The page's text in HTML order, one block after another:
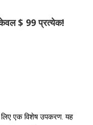
$ 99 प्रत्येक!
एक विशेष उपकरण. यह